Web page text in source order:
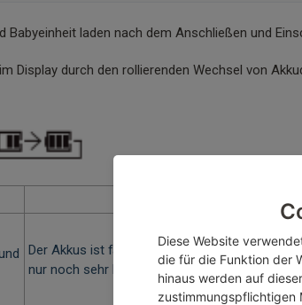
Babyeinheit laden nach dem Anschließen und
Display durch den rollierenden Wechsel von
Der Akkus ist fast leer und kann das Gerät
nur noch sehr kurz betreiben.
Diese Website
die für die Funktion der
hinaus werden auf
zustimmungspflichtigen